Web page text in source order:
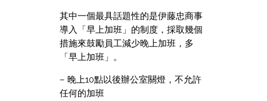
其中一個最具話題性的是伊藤忠商事
導入「早上加班」的制度，採取幾個
措施來鼓勵員工減少晚上加班，多
「早上加班」。
– 晚上10點以後辦公室關燈，不允許
任何的加班